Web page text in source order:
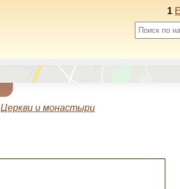
1
Церкви и монастыри